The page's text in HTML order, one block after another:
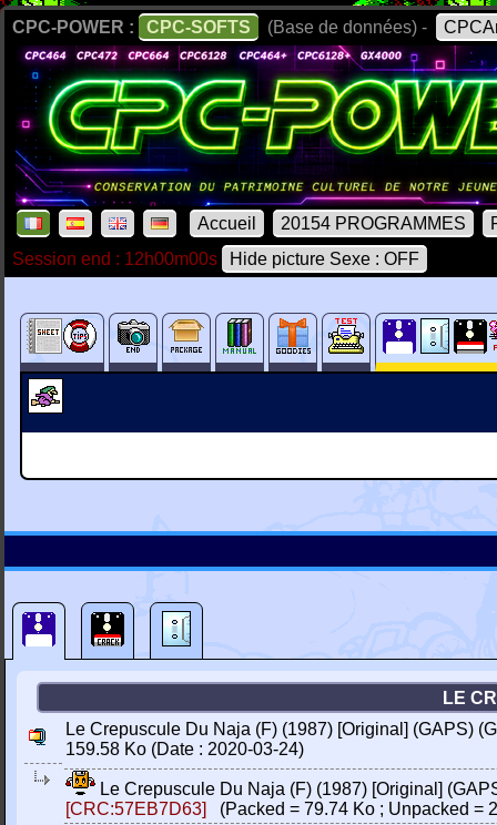
CPC-POWER : CPC-SOFTS (Base de données) -
Accueil 20154 PROGRAMMES
Session end : 12h00m00s
Hide picture Sexe : OFF
LE
Le Crepuscule Du Naja (F) (1987) [Original] (GAPS)
159.58 Ko (Date : 2020-03-24)
Le Crepuscule Du Naja (F) (1987) [Original]
[CRC:57EB7D63]
(Packed = 79.74 Ko ; Unpacked =